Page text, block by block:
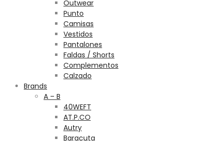
Outwear
Punto
Camisas
Vestidos
Pantalones
Faldas / Shorts
Complementos
Calzado
Brands
A – B
40WEFT
AT.P.CO
Autry
Baracuta